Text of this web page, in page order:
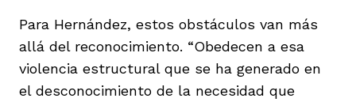
Para Hernández, estos obstáculos van más
allá del reconocimiento. “Obedecen a esa
violencia estructural que se ha generado en
el desconocimiento de la necesidad que